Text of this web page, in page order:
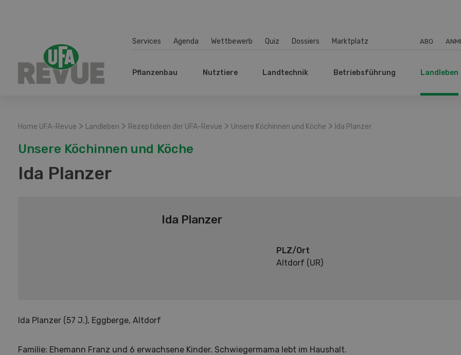
Services Agenda Wettbewerb Quiz Dossiers Marktplatz ABO
Pflanzenbau Nutztiere Landtechnik Betriebsführung Landleben
Home UFA-Revue > Landleben > Rezeptideen der UFA-Revue > Unsere Köchinnen und Köche > Ida Planzer
Unsere Köchinnen und Köche
Ida Planzer
Ida Planzer
PLZ/Ort
Altdorf (UR)
Ida Planzer (57 J.), Eggberge, Altdorf
Familie: Ehemann Franz und 6 erwachsene Kinder. Schwiegermama lebt im Haushalt.